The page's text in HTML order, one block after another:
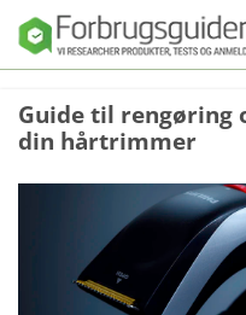
Guide til rengøring
din hårtrimmer